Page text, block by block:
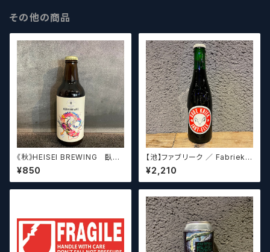
その他の商品
《秋》HEISEI BREWING 臥龍
長生(がりゅうちょうせい)アメリ
カンペールエール【クラフトビー
ル】
¥850
【池】ファブリーク ／ Fabriek
Oude Kriek Jart - Elle 37
5ml
¥2,210